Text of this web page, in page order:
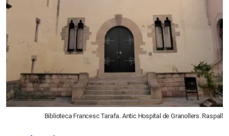
Biblioteca Francesc Tarafa. Antic Hospital de Granollers. Raspall